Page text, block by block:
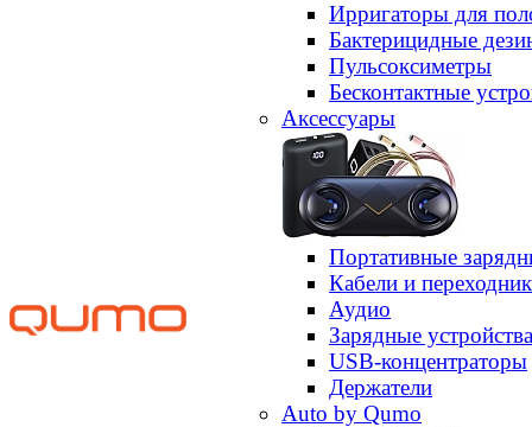
Ирригаторы для
Бактерицидные
Пульсоксиметры
Бесконтактные
Аксессуары
Портативные
Кабели и
Аудио
Зарядные устройства
USB-концентраторы
Держатели
Auto by Qumo